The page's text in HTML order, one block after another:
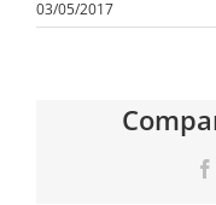
03/05/2017